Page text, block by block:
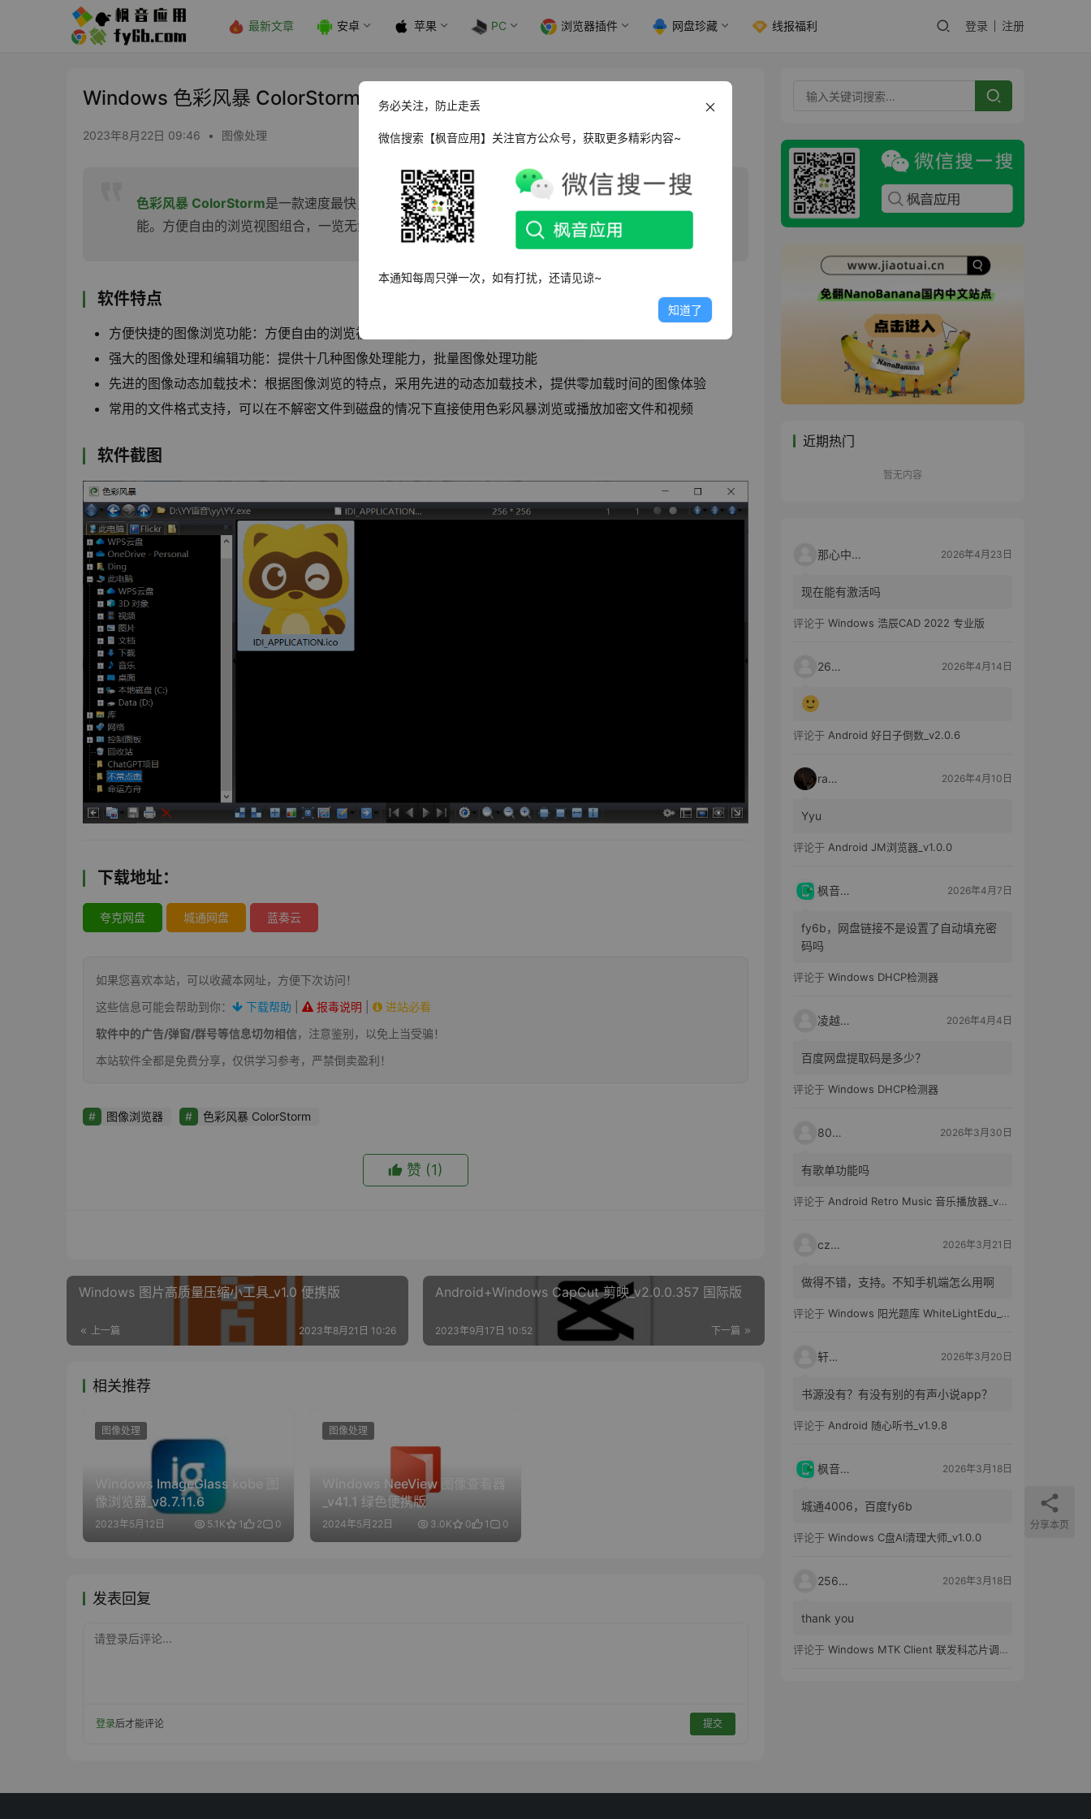
最新文章 安卓 苹果 PC 浏览器插件 网盘珍藏 线报福利 登录 注册
Windows 色彩风暴 ColorStorm 图像浏览器_v20.23.0.0 绿色便携版
2023年8月22日 09:46 • 图像处理
色彩风暴 ColorStorm是一款速度最快，操作最方便，功能强大的 图像浏览器
能。方便自由的浏览视图组合，一览无余的先进目录预览功能。
软件特点
方便快捷的图像浏览功能：方便自由的浏览视图组合，一览无余的先进目录预览功能
强大的图像处理和编辑功能：提供十几种图像处理能力，批量图像处理功能
先进的图像动态加载技术：根据图像浏览的特点，采用先进的动态加载技术，提供零加载时间的图像体验
常用的文件格式支持，可以在不解密文件到磁盘的情况下直接使用色彩风暴浏览或播放加密文件和视频
软件截图
下载地址：
夸克网盘 城通网盘 蓝奏云
如果您喜欢本站，可以收藏本网址，方便下次访问！
这些信息可能会帮助到你：
下载帮助 报毒说明
进站必看
软件中的广告/弹窗/群号等信息切勿相信，注意鉴别，以免上当受骗！
本站软件全都是免费分享，仅供学习参考，严禁倒卖盈利！
图像浏览器 色彩风暴 ColorStorm
赞 (1)
Windows 图片高质量压缩小工具_v1.0 便携版
上一篇 2023年8月21日 10:26
Android+Windows CapCut 剪映_v2.0.0.357 国际版
下一篇
2023年9月17日 10:52
相关推荐
Windows ImageGlass kobe 图
像浏览器_v8.7.11.6
2023年5月12日 5.1K 1 2 0
图像处理
Windows NeeView 图像查看器
_v41.1 绿色便携版
2024年5月22日 3.0K 0 1 0
图像处理
发表回复
请登录后评论...
登录后才能评论 提交
近期热门
暂无内容
那心中的话 2026年4月23日
现在能有激活吗
评论于 Windows 浩辰CAD 2022 专业版
2603 2026年4月14日
评论于 Android 好日子倒数_v2.0.6
raka 2026年4月10日
Yyu
评论于 Android JM浏览器_v1.0.0
枫音应用 2026年4月7日
fy6b，网盘链接不是设置了自动填充密
码吗
评论于 Windows DHCP检测器
凌越电子 2026年4月4日
百度网盘提取码是多少？
评论于 Windows DHCP检测器
80521 2026年3月30日
有歌单功能吗
评论于 Android Retro Music 音乐播放器_v6.6.0
czh7 2026年3月21日
做得不错，支持。不知手机端怎么用啊
评论于 Windows 阳光题库 WhiteLightEdu_v2.0.0
轩爸 2026年3月20日
书源没有？有没有别的有声小说app？
评论于 Android 随心听书_v1.9.8
枫音应用 2026年3月18日
城通4006，百度fy6b
评论于 Windows C盘AI清理大师_v1.0.0
25651 2026年3月18日
thank you
评论于 Windows MTK Client 联发科芯片调试工具_v2.01 汉化版
分享本页
务必关注，防止走丢
微信搜索【枫音应用】关注官方公众号，获取更多精彩内容~
本通知每周只弹一次，如有打扰，还请见谅~
知道了